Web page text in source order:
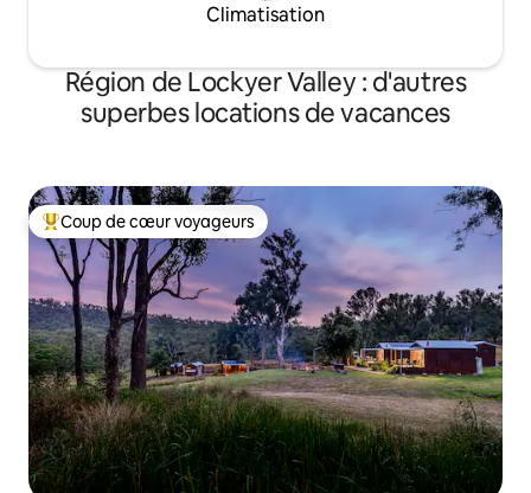
Climatisation
Région de Lockyer Valley : d'autres
superbes locations de vacances
Coups de cœur voyageurs les plus appréciés
Coup de cœur voyageurs